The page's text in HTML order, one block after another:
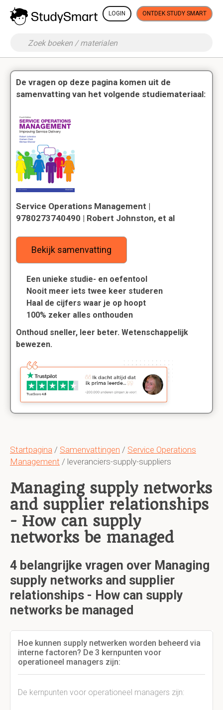
LOGIN ONTDEK STUDY SMART
Startpagina / Samenvattingen / Service Operations
Management / leveranciers-supply-suppliers
Managing supply networks
and supplier relationships
- How can supply
networks be managed
4 belangrijke vragen over Managing
supply networks and supplier
relationships - How can supply
networks be managed
Hoe kunnen supply netwerken worden beheerd via
interne factoren? De 3 kernpunten voor
operationeel managers zijn:
De kernpunten voor operationeel managers zijn:
De vragen op deze pagina komen uit de
samenvatting van het volgende studiemateriaal:
Service Operations Management |
9780273740490 | Robert Johnston, et al
Bekijk samenvatting
Een unieke studie- en oefentool
Nooit meer iets twee keer studeren
Haal de cijfers waar je op hoopt
100% zeker alles onthouden
Onthoud sneller, leer beter. Wetenschappelijk
bewezen.